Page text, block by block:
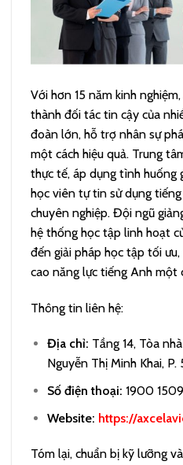
Với hơn 15 năm kinh
thành đối tác tin cậy của
đoàn lớn, hỗ trợ nhân sự
một cách hiệu quả. Trung
thực tế, áp dụng tình huống
học viên tự tin sử dụng
chuyên nghiệp. Đội ngũ
hệ thống học tập linh hoạt
đến giải pháp học tập tối
cao năng lực tiếng Anh một
Thông tin liên hệ:
Địa chỉ: Tầng 14, Tòa
Nguyễn Thị Minh Khai, P.
Số điện thoại: 1900 1509
Website: https://
Tóm lại, chuẩn bị kỹ lưỡng